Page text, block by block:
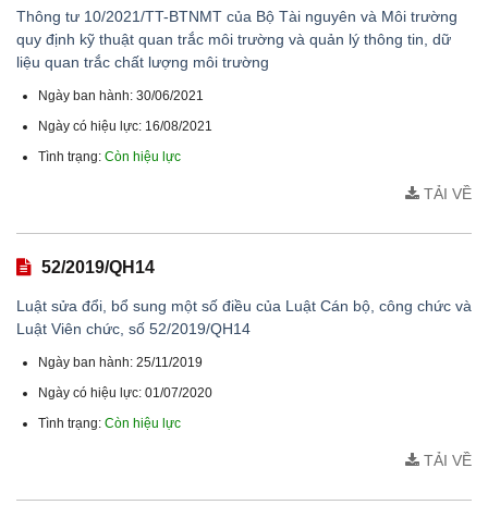
Thông tư 10/2021/TT-BTNMT của Bộ Tài nguyên và Môi trường
quy định kỹ thuật quan trắc môi trường và quản lý thông tin, dữ
liệu quan trắc chất lượng môi trường
Ngày ban hành: 30/06/2021
Ngày có hiệu lực: 16/08/2021
Tình trạng: Còn hiệu lực
TẢI VỀ
52/2019/QH14
Luật sửa đổi, bổ sung một số điều của Luật Cán bộ, công chức và
Luật Viên chức, số 52/2019/QH14
Ngày ban hành: 25/11/2019
Ngày có hiệu lực: 01/07/2020
Tình trạng: Còn hiệu lực
TẢI VỀ